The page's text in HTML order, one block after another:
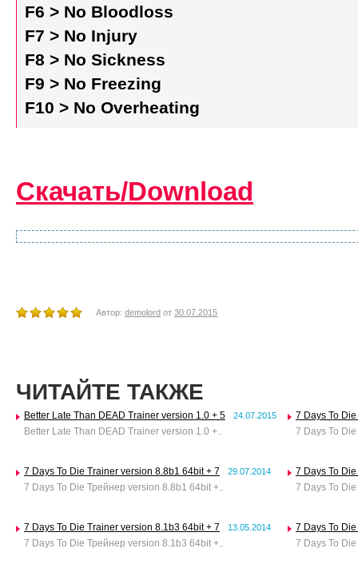
F6 > No Bloodloss
F7 > No Injury
F8 > No Sickness
F9 > No Freezing
F10 > No Overheating
Скачать/Download
Автор: demolord от 30.07.2015
ЧИТАЙТЕ ТАКЖЕ
Better Late Than DEAD Trainer version 1.0 + 5 24.07.2015
Better Late Than DEAD Trainer version 1.0 +..
7 Days To
7 Days To
7 Days To Die Trainer version 8.8b1 64bit + 7 29.07.2014
7 Days To Die Трейнер version 8.8b1 64bit +..
7 Days To
7 Days To
7 Days To Die Trainer version 8.1b3 64bit + 7 13.05.2014
7 Days To Die Трейнер version 8.1b3 64bit +..
7 Days To
7 Days To